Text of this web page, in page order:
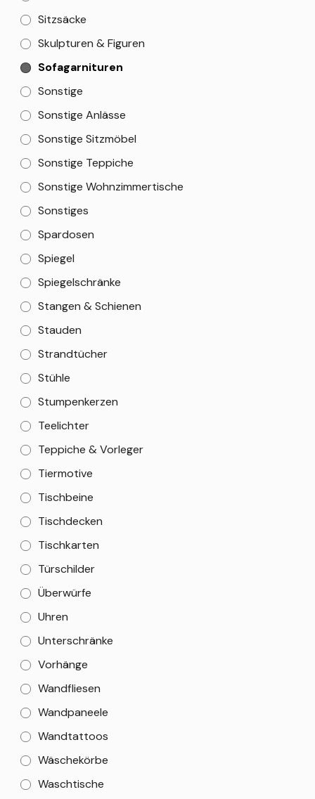
Sitzsäcke
Skulpturen & Figuren
Sofagarnituren
Sonstige
Sonstige Anlässe
Sonstige Sitzmöbel
Sonstige Teppiche
Sonstige Wohnzimmertische
Sonstiges
Spardosen
Spiegel
Spiegelschränke
Stangen & Schienen
Stauden
Strandtücher
Stühle
Stumpenkerzen
Teelichter
Teppiche & Vorleger
Tiermotive
Tischbeine
Tischdecken
Tischkarten
Türschilder
Überwürfe
Uhren
Unterschränke
Vorhänge
Wandfliesen
Wandpaneele
Wandtattoos
Wäschekörbe
Waschtische